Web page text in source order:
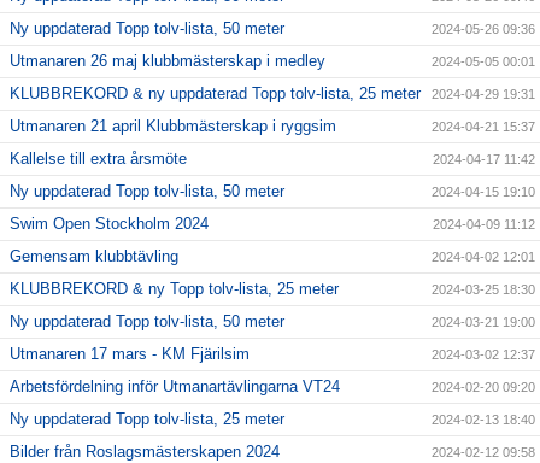
Ny uppdaterad Topp tolv-lista, 50 meter 2024-05-26 09:36
Utmanaren 26 maj klubbmästerskap i medley 2024-05-05 00:01
KLUBBREKORD & ny uppdaterad Topp tolv-lista, 25 meter 2024-04-29 19:31
Utmanaren 21 april Klubbmästerskap i ryggsim 2024-04-21 15:37
Kallelse till extra årsmöte 2024-04-17 11:42
Ny uppdaterad Topp tolv-lista, 50 meter 2024-04-15 19:10
Swim Open Stockholm 2024 2024-04-09 11:12
Gemensam klubbtävling 2024-04-02 12:01
KLUBBREKORD & ny Topp tolv-lista, 25 meter 2024-03-25 18:30
Ny uppdaterad Topp tolv-lista, 50 meter 2024-03-21 19:00
Utmanaren 17 mars - KM Fjärilsim 2024-03-02 12:37
Arbetsfördelning inför Utmanartävlingarna VT24 2024-02-20 09:20
Ny uppdaterad Topp tolv-lista, 25 meter 2024-02-13 18:40
Bilder från Roslagsmästerskapen 2024 2024-02-12 09:58